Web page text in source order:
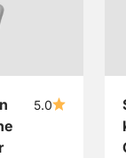
5.0